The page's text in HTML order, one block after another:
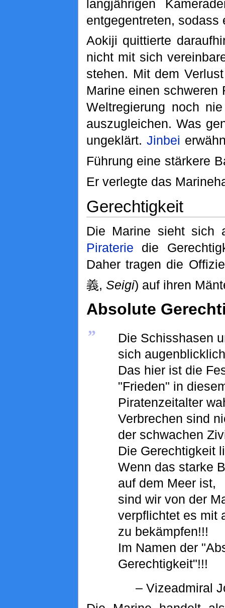
langjährigen
entgegentreten, sodass
Aokiji quittierte
nicht mit sich
stehen. Mit dem
Marine einen
Weltregierung noch
auszugleichen. Was
ungeklärt. Jinbei
Führung eine stärkere
Er verlegte das
Gerechtigkeit
Die Marine sieht
Piraterie die
Daher tragen die
義, Seigi) auf ihren
Absolute
„
Die Schisshasen
sich
Das hier ist die
"Frieden" in
Piratenzeitalter
Verbrechen sind
der schwachen
Die Gerechtigkeit
Wenn das starke
auf dem Meer ist,
sind wir von der
verpflichtet es mit
zu bekämpfen!!!
Im Namen der
Gerechtigkeit"!!!
– Vizeadmiral